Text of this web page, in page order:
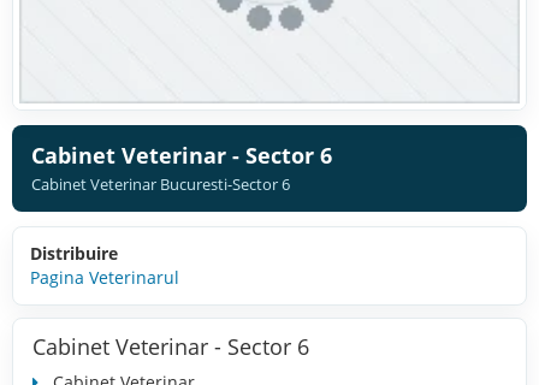
Cabinet Veterinar - Sector 6
Cabinet Veterinar Bucuresti-Sector 6
Distribuire
Pagina Veterinarul
Cabinet Veterinar - Sector 6